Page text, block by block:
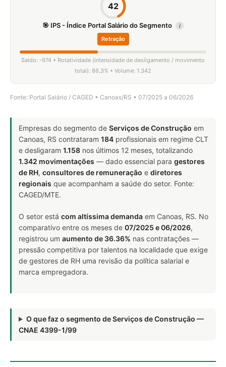
42
🎯 IPS - Índice Portal Salário do Segmento i
Retração
Saldo: -974 • Rotatividade (intensidade de desligamento / movimento
total): 86,3% • Volume: 1.342
Fonte: Portal Salário / CAGED • Canoas/RS • 07/2025 a 06/2026
Empresas do segmento de Serviços de Construção em
Canoas, RS contrataram 184 profissionais em regime CLT
e desligaram 1.158 nos últimos 12 meses, totalizando
1.342 movimentações — dado essencial para gestores
de RH, consultores de remuneração e diretores
regionais que acompanham a saúde do setor. Fonte:
CAGED/MTE.
O setor está com altíssima demanda em Canoas, RS. No
comparativo entre os meses de 07/2025 e 06/2026,
registrou um aumento de 36.36% nas contratações —
pressão competitiva por talentos na localidade que exige
de gestores de RH uma revisão da política salarial e
marca empregadora.
O que faz o segmento de Serviços de Construção —
CNAE 4399-1/99